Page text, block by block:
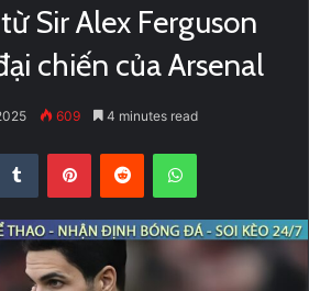
Sir Alex Ferguson
chiến của Arsenal
609 4 minutes read
Tumblr PinterestReddit WhatsApp